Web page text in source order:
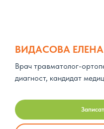
ВИДАСОВА
Врач травматолог-
диагност, кандидат